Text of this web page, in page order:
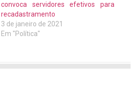
convoca servidores efetivos para
recadastramento
3 de janeiro de 2021
Em "Política"